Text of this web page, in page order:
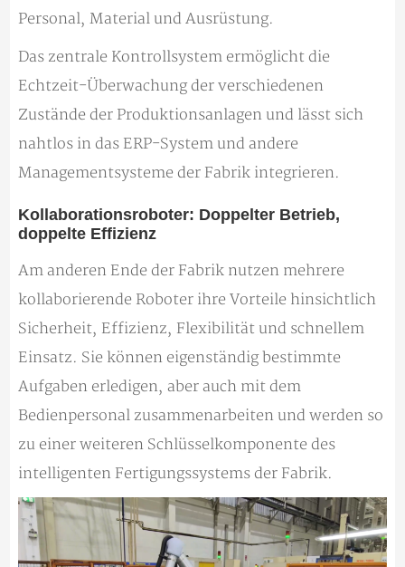
Personal, Material und Ausrüstung.
Das zentrale Kontrollsystem ermöglicht die
Echtzeit-Überwachung der verschiedenen
Zustände der Produktionsanlagen und lässt sich
nahtlos in das ERP-System und andere
Managementsysteme der Fabrik integrieren.
Kollaborationsroboter: Doppelter Betrieb,
doppelte Effizienz
Am anderen Ende der Fabrik nutzen mehrere
kollaborierende Roboter ihre Vorteile hinsichtlich
Sicherheit, Effizienz, Flexibilität und schnellem
Einsatz. Sie können eigenständig bestimmte
Aufgaben erledigen, aber auch mit dem
Bedienpersonal zusammenarbeiten und werden so
zu einer weiteren Schlüsselkomponente des
intelligenten Fertigungssystems der Fabrik.